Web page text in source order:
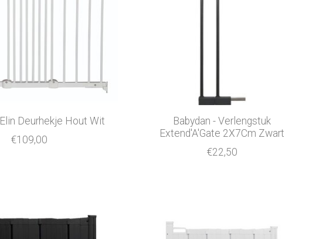
Deurhekje Hout Wit
€109,00
Babydan - Verlengstuk
Extend'A'Gate 2X7Cm Zwart
€22,50